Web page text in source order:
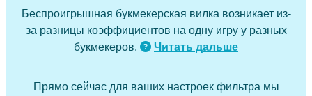
Беспроигрышная букмекерская вилка возникает из-
за разницы коэффициентов на одну игру у разных
букмекеров.
Читать дальше
Прямо сейчас для ваших настроек фильтра мы